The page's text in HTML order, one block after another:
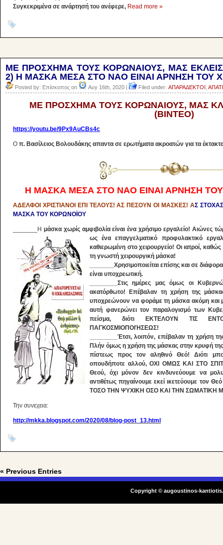
Συγκεκριμένα σε ανάρτησή του ανέφερε, Read more »
ΜΕ ΠΡΟΣΧΗΜΑ ΤΟΥΣ ΚΟΡΩΝΑΙΟΥΣ, ΜΑΣ
2) Η ΜΑΣΚΑ ΜΕΣΑ ΣΤΟ ΝΑΟ ΕΙΝΑΙ ΑΡΝΗΣΗ ΤΟΥ
Posted by: Επίσκοπος on Αυγ 16th, 2020 | Filed under: ΑΠΑΡΑΔΕΚΤΟΙ
ΜΕ ΠΡΟΣΧΗΜΑ ΤΟΥΣ ΚΟΡΩΝΑΙΟΥΣ, ΜΑΣ
(ΒΙΝΤΕΟ)
https://youtu.be/9Px9AuCBs4c
Ο π. Βασίλειος Βολουδάκης απαντα σε ερωτήματα ακροατών για τα
Η ΜΑΣΚΑ ΜΕΣΑ ΣΤΟ ΝΑΟ ΕΙΝΑΙ ΑΡΝΗΣΗ
ΑΔΕΛΦΟΙ ΧΡΙΣΤΙΑΝΟΙ ΕΠΙ ΤΕΛΟΥΣ! ΑΣ ΠΕΣΟΥΝ ΟΙ ΜΑΣΚΕΣ! ΑΣ
ΜΑΣΚΑ ΤΟΥ ΚΟΡΩΝΟΪΟΥ
_______Η μάσκα χωρίς αμφιβολία είναι ένα χρήσιμο εργαλείο! Αιώνες
ως ένα επαγγελματικό προφυλακτικό
καθιερωμένη στο χειρουργείο! Οι ιατροί,
τη γνωστή χειρουργική μάσκα!
_______Χρησιμοποιείται επίσης και σε
είναι υποχρεωτική.
________Στις ημέρες μας όμως οι
ακατόρθωτο! Επέβαλαν τη χρήση της
υποχρεώνουν να φοράμε τη μάσκα ακόμη και
αυτή φανερώνει τον παραλογισμό των
πείσμα, διότι ΕΚΤΕΛΟΥΝ ΤΙΣ
ΠΑΓΚΟΣΜΙΟΠΟΙΉΣΕΩΣ!
________Έτσι, λοιπόν, επέβαλαν τη χρήση
Πλήν όμως η χρήση της μάσκας στην κρυφή
πίστεως προς τον αληθινό Θεό! Διότι
οπουδήποτε αλλού, ΟΧΙ ΟΜΩΣ ΚΑΙ ΣΤΟ
Θεού, όχι μόνον δεν κινδυνεύουμε να
αντιθέτως πηγαίνουμε εκεί ικετεύουμε τον
ΤΟΣΟ ΤΗΝ ΨΥΧΙΚΗ ΟΣΟ ΚΑΙ ΤΗΝ ΣΩΜΑΤΙΚΗ
Την συνεχεια:
http://mkka.blogspot.com/2020/08/blog-post_13.html
« Previous Entries
Copyright © augoustinos-